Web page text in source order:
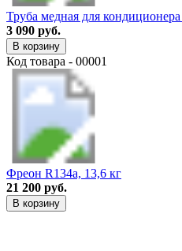
Труба медная для
3 090 руб.
В корзину
Код товара - 00001
Фреон R134a, 13,6 кг
21 200 руб.
В корзину